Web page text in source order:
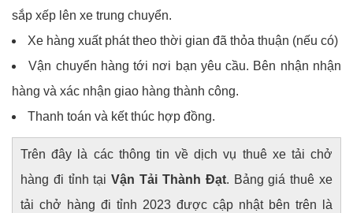
sắp xếp lên xe trung chuyển.
Xe hàng xuất phát theo thời gian đã thỏa thuận (nếu có)
Vận chuyển hàng tới nơi bạn yêu cầu. Bên nhận nhận
hàng và xác nhận giao hàng thành công.
Thanh toán và kết thúc hợp đồng.
Trên đây là các thông tin về dịch vụ thuê xe tải chở
hàng đi tỉnh tạiVận Tải Thành Đạt. Bảng giá thuê xe
tải chở hàng đi tỉnh 2023 được cập nhật bên trên là